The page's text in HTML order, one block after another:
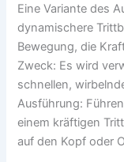
Eine Variante des
dynamischere
Bewegung, die
Zweck: Es wird
schnellen,
Ausführung:
einem kräftigen
auf den Kopf oder